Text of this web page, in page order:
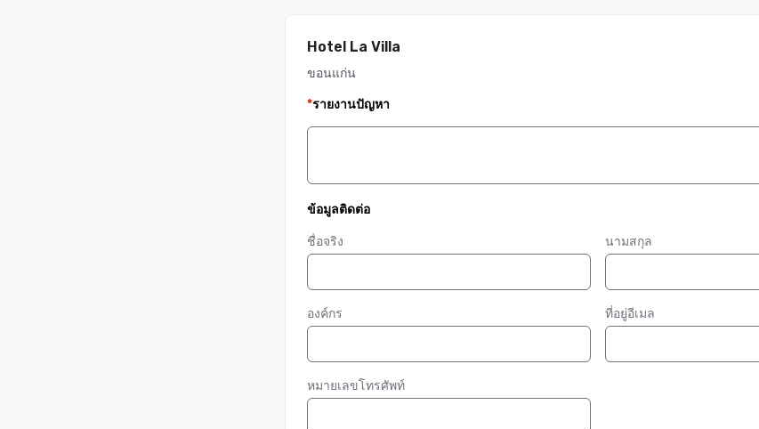
Hotel La Villa
ขอนแก่น
*รายงานปัญหา
ข้อมูลติดต่อ
ชื่อจริง นามสกุล
องค์กร ที่อยู่อีเมล
หมายเลขโทรศัพท์